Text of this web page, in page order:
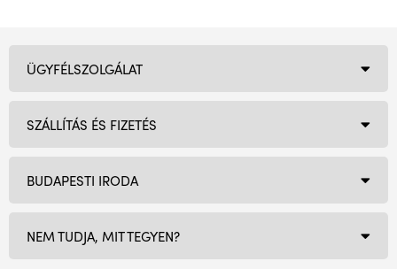
BUDAPESTI IRODA
NEM TUDJA, MIT TEGYEN?
ÜGYFÉLSZOLGÁLAT
SZÁLLÍTÁS ÉS FIZETÉS